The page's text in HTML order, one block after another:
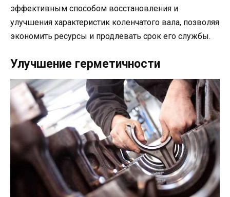
эффективным способом восстановления и
улучшения характеристик коленчатого вала, позволяя
экономить ресурсы и продлевать срок его службы.
Улучшение герметичности